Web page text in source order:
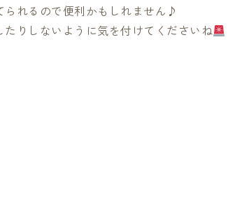
れるので便利かもしれません♪
りしないように気を付けてくださいね